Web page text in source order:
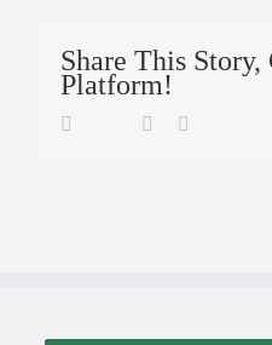
Share This Story,
Platform!
Facebook
TwitterLinkedin